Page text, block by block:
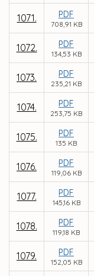
1071. PDF
708,91 KB
1072. PDF
134,53 KB
1073. PDF
235,21 KB
1074. PDF
253,75 KB
1075. PDF
135 KB
1076. PDF
119,06 KB
1077. PDF
145,16 KB
1078. PDF
119,18 KB
1079. PDF
152,05 KB